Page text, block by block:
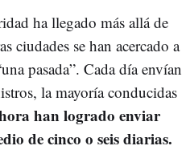
ha llegado más allá de
ciudades se han acercado a
pasada”. Cada día envían
la mayoría conducidas
han logrado enviar
de cinco o seis diarias.